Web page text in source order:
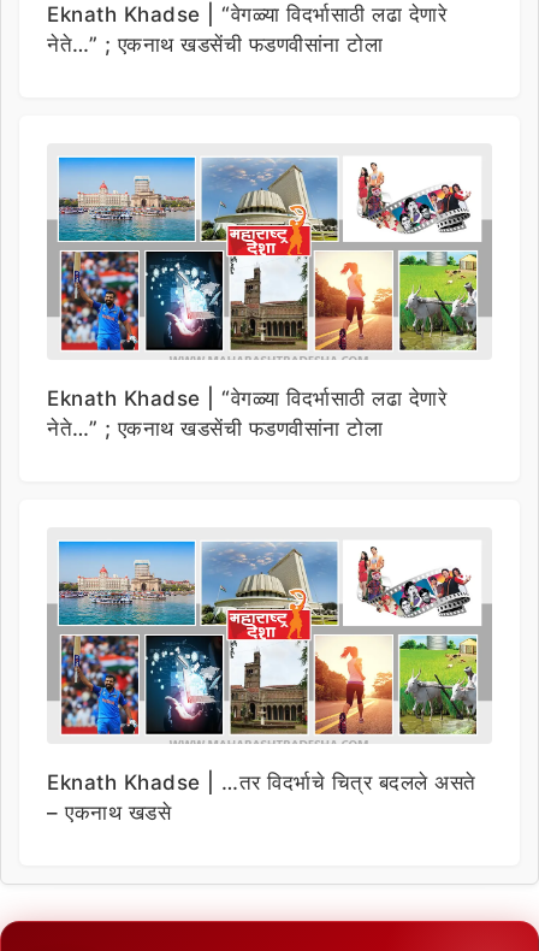
Eknath Khadse | “वेगळ्या विदर्भासाठी लढा देणारे
नेते…” ; एकनाथ खडसेंची फडणवीसांना टोला
Eknath Khadse | “वेगळ्या विदर्भासाठी लढा देणारे
नेते…” ; एकनाथ खडसेंची फडणवीसांना टोला
Eknath Khadse | …तर विदर्भाचे चित्र बदलले असते
– एकनाथ खडसे